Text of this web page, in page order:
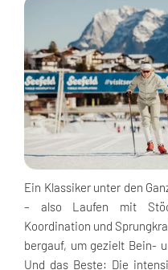
Ein Klassiker unter den
– also Laufen mit
Koordination und
bergauf, um gezielt Bein-
Und das Beste: Die